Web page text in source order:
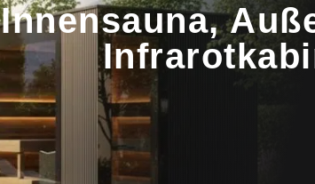
Innensauna,